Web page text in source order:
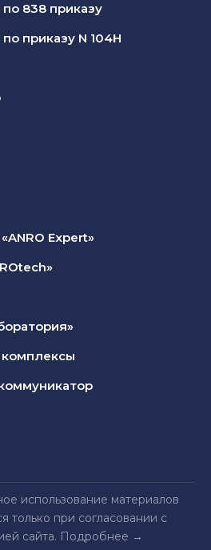
838 приказу
приказу N 104Н
Expert»
использование материалов
только при согласовании с
сайта. Подробнее →